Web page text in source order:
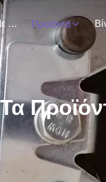
Σχετικά Με Εμάς Προϊόντα